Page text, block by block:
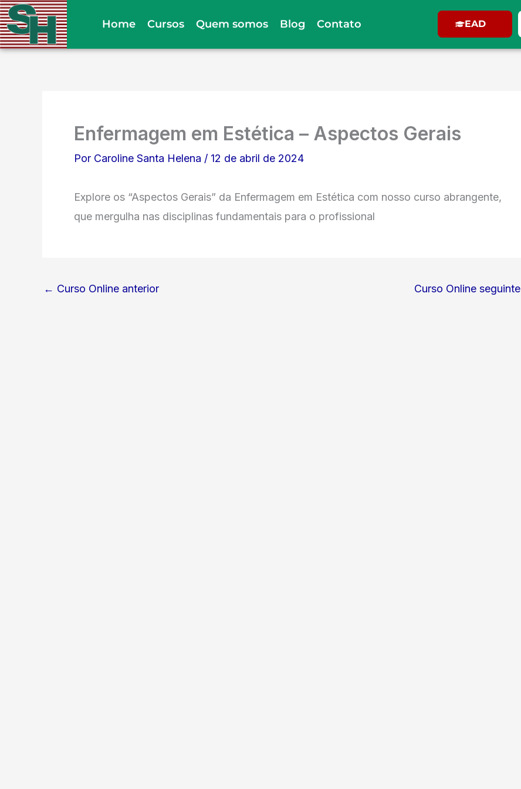
Ir
para
o
Home Cursos Quem somos Blog Contato EAD
Enfermagem em Estética – Aspectos Gerais
Por Caroline Santa Helena / 12 de abril de 2024
Explore os “Aspectos Gerais” da Enfermagem em Estética com nosso curso abrangente,
que mergulha nas disciplinas fundamentais para o profissional
← Curso Online anterior Curso Online seguinte